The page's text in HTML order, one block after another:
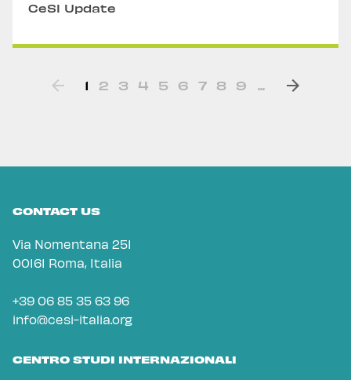
CeSI Update
1 2 3 4 5 6 7 8 9 ...
CONTACT US
Via Nomentana 251
00161 Roma, Italia
+39 06 85 35 63 96
info@cesi-italia.org
CENTRO STUDI INTERNAZIONALI